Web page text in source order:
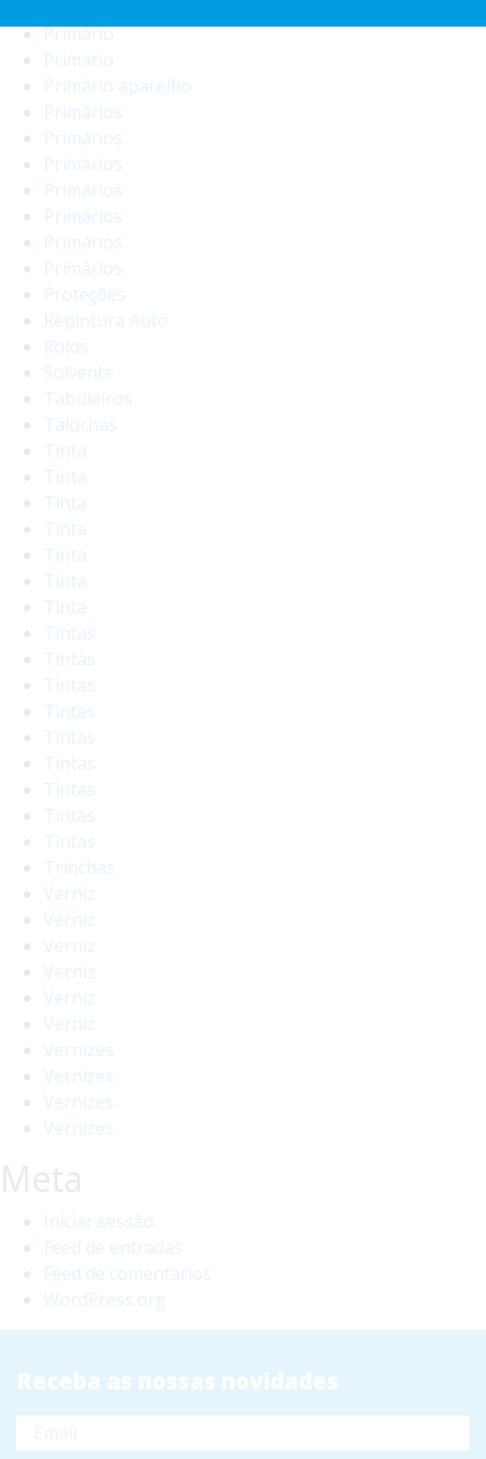
Primário
Primario
Primário aparelho
Primários
Primários
Primários
Primários
Primários
Primários
Primários
Proteções
Repintura Auto
Rolos
Solvente
Tabuleiros
Talochas
Tinta
Tinta
Tinta
Tinta
Tinta
Tinta
Tinta
Tintas
Tintas
Tintas
Tintas
Tintas
Tintas
Tintas
Tintas
Tintas
Trinchas
Verniz
Verniz
Verniz
Verniz
Verniz
Verniz
Vernizes
Vernizes
Vernizes
Vernizes
Iniciar sessão
Feed de entradas
Feed de comentários
WordPress.org
Receba as nossas novidades